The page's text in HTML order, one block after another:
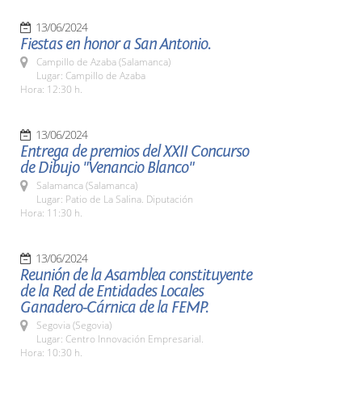
13/06/2024
Fiestas en honor a San Antonio.
Campillo de Azaba (Salamanca)
Lugar: Campillo de Azaba
Hora: 12:30 h.
13/06/2024
Entrega de premios del XXII Concurso
de Dibujo "Venancio Blanco"
Salamanca (Salamanca)
Lugar: Patio de La Salina. Diputación
Hora: 11:30 h.
13/06/2024
Reunión de la Asamblea constituyente
de la Red de Entidades Locales
Ganadero-Cárnica de la FEMP.
Segovia (Segovia)
Lugar: Centro Innovación Empresarial.
Hora: 10:30 h.